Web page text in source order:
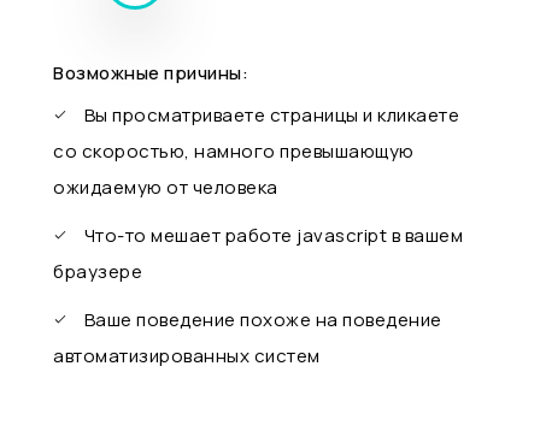
Возможные причины:
Вы просматриваете страницы и кликаете
со скоростью, намного превышающую
ожидаемую от человека
Что-то мешает работе javascript в вашем
браузере
Ваше поведение похоже на поведение
автоматизированных систем